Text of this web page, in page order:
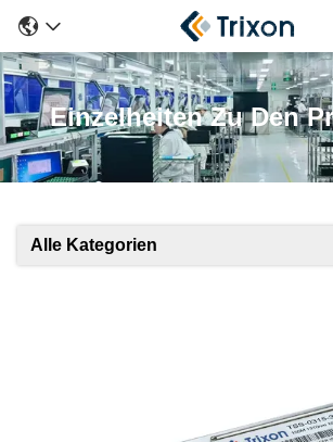
Einzelheiten Zu Den
Alle Kategorien